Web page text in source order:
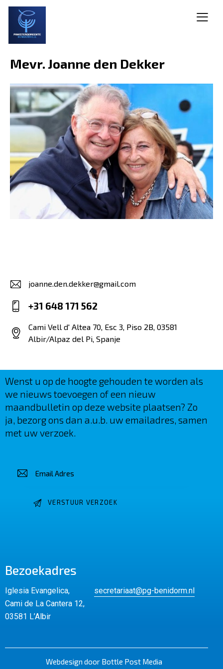
Mevr. Joanne den Dekker
E-
m
ail
:
joanne.den.dekker@gmail.com
on
+31 648 171 562
es
s:
Cami Vell d' Altea 70, Esc 3, Piso 2B, 03581
Albir/Alpaz del Pi, Spanje
Wenst u op de hoogte gehouden te worden als
we nieuws toevoegen of een nieuw
maandbulletin op deze website plaatsen? Zo
ja, bezorg ons dan a.u.b. uw emailadres, samen
met uw verzoek.
Bezoekadres
Iglesia Evangelica,
Cami de La Cantera 12,
03581 L’Albir
secretariaat@pg-benidorm.nl
Webdesign door Bottle Post Media